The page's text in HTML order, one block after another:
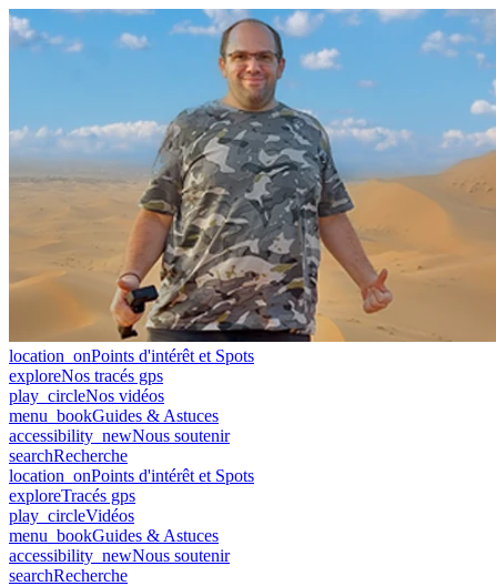
location_onPoints d'intérêt et Spots
exploreNos tracés gps
play_circleNos vidéos
menu_bookGuides & Astuces
accessibility_newNous soutenir
searchRecherche
location_onPoints d'intérêt et Spots
exploreTracés gps
play_circleVidéos
menu_bookGuides & Astuces
accessibility_newNous soutenir
searchRecherche